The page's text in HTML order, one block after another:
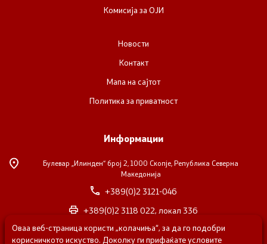
Комисија за ОЈИ
Новости
Контакт
Мапа на сајтот
Политика за приватност
Информации
Булевар „Илинден“ број 2, 1000 Скопје, Република Северна
Македонија
+389(0)2 3121-046
+389(0)2 3118 022, локал 336
nvosorabotka@gs.gov.mk
Оваа веб-страница користи „колачиња“, за да го подобри
корисничкото искуство. Доколку ги прифаќате условите